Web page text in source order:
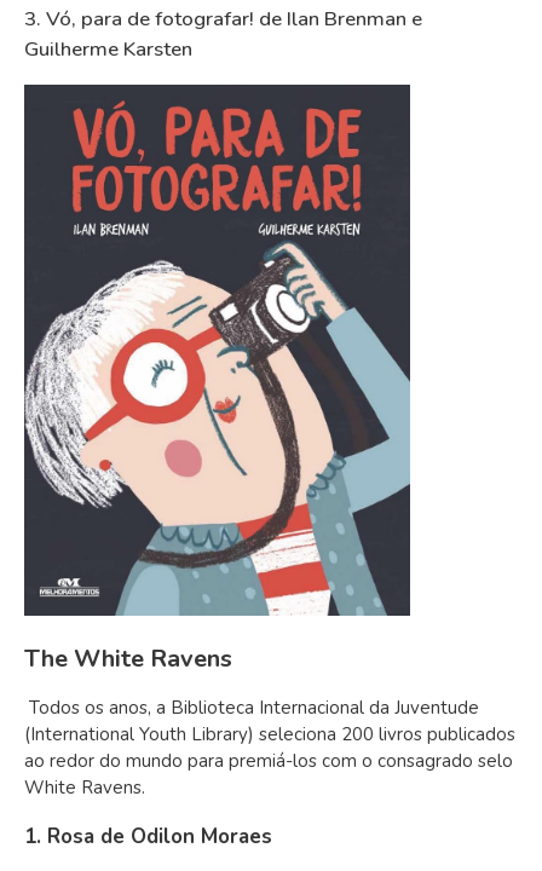
3. Vó, para de fotografar! de Ilan Brenman e
Guilherme Karsten
The White Ravens
Todos os anos, a Biblioteca Internacional da Juventude
(International Youth Library) seleciona 200 livros publicados
ao redor do mundo para premiá-los com o consagrado selo
White Ravens.
1. Rosa de Odilon Moraes